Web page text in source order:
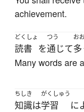
achievement.
どくしょ
読書 を
つう
通じて
お
多
Many words are
ちしき
知識は
がくしゅう
学習 に